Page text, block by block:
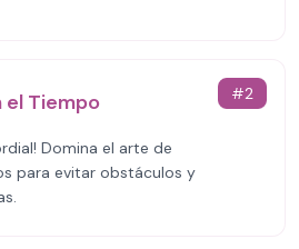
#2
el Tiempo
Domina el arte de
para evitar obstáculos y